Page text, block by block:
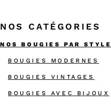
NOS CATÉGORIES
NOS BOUGIES PAR STYLE
BOUGIES MODERNES
BOUGIES VINTAGES
BOUGIES AVEC BIJOUX